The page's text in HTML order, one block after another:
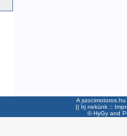
A
|| Írj nekünk ::
©HyGyand